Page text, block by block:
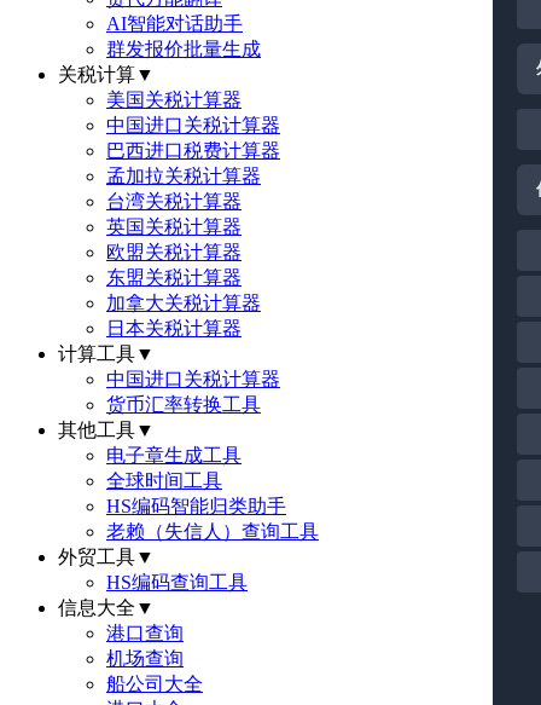
AI智能对话助手
群发报价批量生成
关税计算▼
美国关税计算器
中国进口关税计算器
巴西进口税费计算器
孟加拉关税计算器
台湾关税计算器
英国关税计算器
欧盟关税计算器
东盟关税计算器
加拿大关税计算器
日本关税计算器
计算工具▼
中国进口关税计算器
货币汇率转换工具
其他工具▼
电子章生成工具
全球时间工具
HS编码智能归类助手
老赖（失信人）查询工具
外贸工具▼
HS编码查询工具
信息大全 ▼
港口查询
机场查询
船公司大全